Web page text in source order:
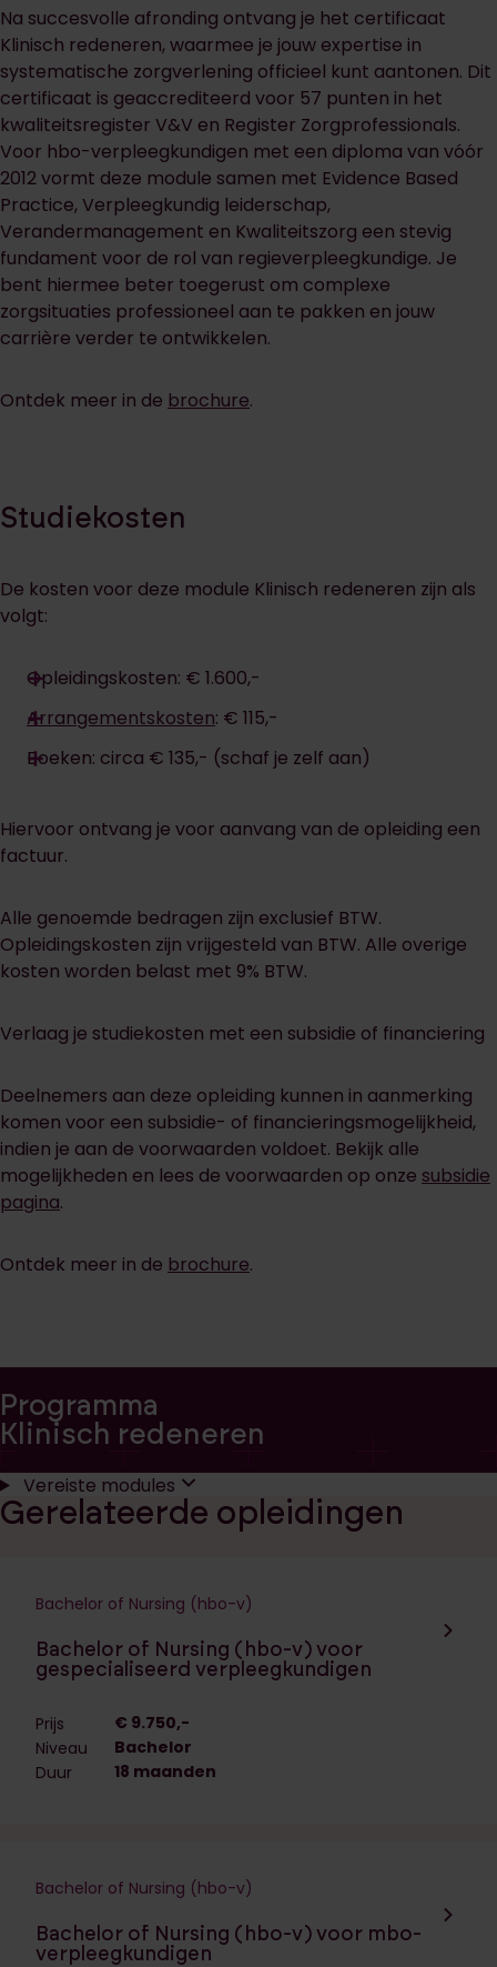
Na succesvolle afronding ontvang je het certificaat
Klinisch redeneren, waarmee je jouw expertise in
systematische zorgverlening officieel kunt aantonen. Dit
certificaat is geaccrediteerd voor 57 punten in het
kwaliteitsregister V&V en Register Zorgprofessionals.
Voor hbo-verpleegkundigen met een diploma van vóór
2012 vormt deze module samen met Evidence Based
Practice, Verpleegkundig leiderschap,
Verandermanagement en Kwaliteitszorg een stevig
fundament voor de rol van regieverpleegkundige. Je
bent hiermee beter toegerust om complexe
zorgsituaties professioneel aan te pakken en jouw
carrière verder te ontwikkelen.
Ontdek meer in de brochure.
Studiekosten
De kosten voor deze module Klinisch redeneren zijn als
volgt:
Opleidingskosten: € 1.600,-
Arrangementskosten: € 115,-
Boeken: circa € 135,- (schaf je zelf aan)
Hiervoor ontvang je voor aanvang van de opleiding een
factuur.
Alle genoemde bedragen zijn exclusief BTW.
Opleidingskosten zijn vrijgesteld van BTW. Alle overige
kosten worden belast met 9% BTW.
Verlaag je studiekosten met een subsidie of financiering
Deelnemers aan deze opleiding kunnen in aanmerking
komen voor een subsidie- of financieringsmogelijkheid,
indien je aan de voorwaarden voldoet. Bekijk alle
mogelijkheden en lees de voorwaarden op onze subsidie
pagina.
Ontdek meer in de brochure.
Programma
Klinisch redeneren
Vereiste modules
Gerelateerde opleidingen
Bachelor of Nursing (hbo-v)
Bachelor of Nursing (hbo-v) voor
gespecialiseerd verpleegkundigen
Prijs
€ 9.750,-
Niveau
Bachelor
Duur
18 maanden
Bachelor of Nursing (hbo-v)
Bachelor of Nursing (hbo-v) voor mbo-
verpleegkundigen